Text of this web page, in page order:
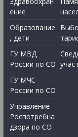
ение
Образование
, дети
ГУ МВД
России по СО
ГУ МЧС
России по СО
Управление
Роспотребна
дзора по СО